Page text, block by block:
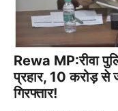
Rewa MP:रीवा
प्रहार, 10 करोड़ से
गिरफ्तार!